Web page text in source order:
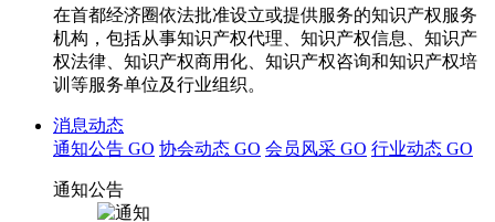
在首都经济圈依法批准设立或提供服务的知识产权服务
机构，包括从事知识产权代理、知识产权信息、知识产
权法律、知识产权商用化、知识产权咨询和知识产权培
训等服务单位及行业组织。
消息动态
通知公告 GO 协会动态 GO 会员风采 GO 行业动态 GO
通知公告